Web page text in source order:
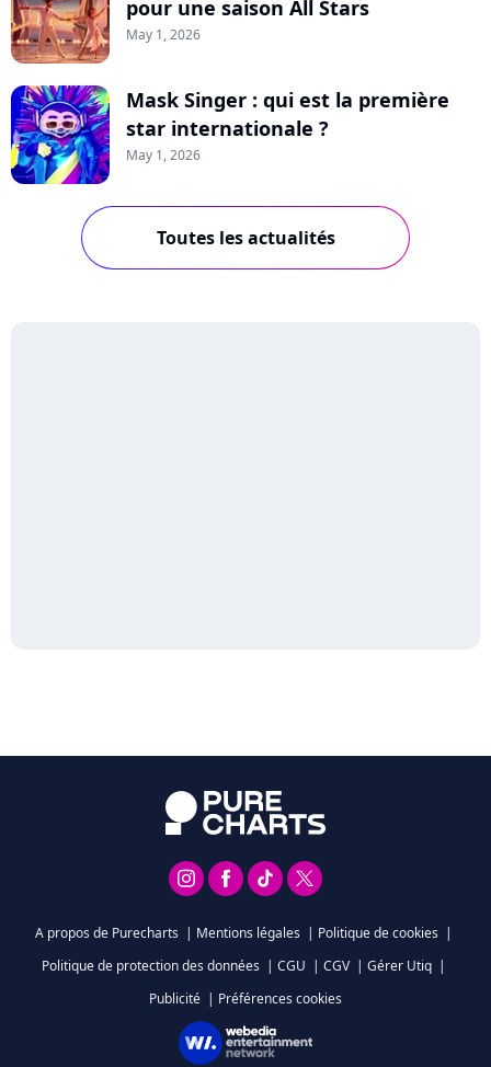
pour une saison All Stars
May 1, 2026
Mask Singer : qui est la première
star internationale ?
May 1, 2026
Toutes les actualités
A propos de Purecharts | Mentions légales | Politique de cookies |
Politique de protection des données | CGU | CGV | Gérer Utiq |
Publicité | Préférences cookies